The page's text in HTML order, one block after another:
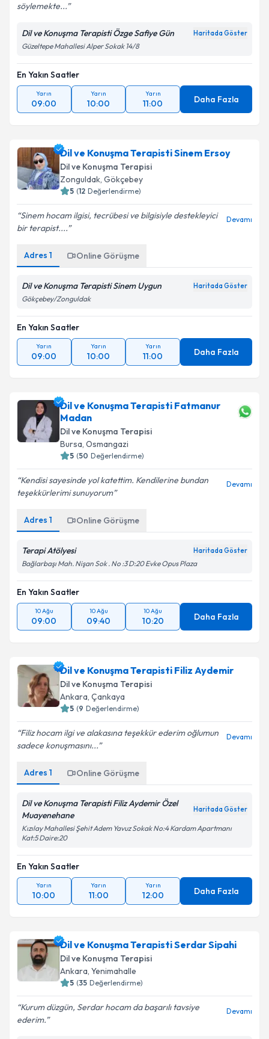
söylemekte...
Dil ve Konuşma Terapisti Özge Safiye Gün Haritada Göster
Güzeltepe Mahallesi Alper Sokak 14/8
En Yakın Saatler
Yarın
09:00
Yarın
10:00
Yarın
11:00 Daha Fazla
Dil ve Konuşma Terapisti Sinem Ersoy
Dil ve Konuşma Terapisi
Zonguldak, Gökçebey
5 (12 Değerlendirme)
Sinem hocam ilgisi, tecrübesi ve bilgisiyle destekleyici
bir terapist....
Devamı
Adres 1 Online Görüşme
Dil ve Konuşma Terapisti Sinem Uygun Haritada Göster
Gökçebey/Zonguldak
En Yakın Saatler
Yarın
09:00
Yarın
10:00
Yarın
11:00 Daha Fazla
Dil ve Konuşma Terapisti Fatmanur
Madan
Dil ve Konuşma Terapisi
Bursa, Osmangazi
5 (50 Değerlendirme)
Kendisi sayesinde yol katettim. Kendilerine bundan
teşekkürlerimi sunuyorum
Devamı
Adres 1 Online Görüşme
Terapi Atölyesi Haritada Göster
Bağlarbaşı Mah. Nişan Sok . No :3 D:20 Evke Opus Plaza
En Yakın Saatler
10 Ağu
09:00
10 Ağu
09:40
10 Ağu
10:20 Daha Fazla
Dil ve Konuşma Terapisti Filiz Aydemir
Dil ve Konuşma Terapisi
Ankara, Çankaya
5 (9 Değerlendirme)
Filiz hocam ilgi ve alakasına teşekkür ederim oğlumun
sadece konuşmasını...
Devamı
Adres 1 Online Görüşme
Dil ve Konuşma Terapisti Filiz Aydemir Özel
Muayenehane
Haritada Göster
Kızılay Mahallesi Şehit Adem Yavuz Sokak No:4 Kardam Apartmanı
Kat:5 Daire:20
En Yakın Saatler
Yarın
10:00
Yarın
11:00
Yarın
12:00 Daha Fazla
Dil ve Konuşma Terapisti Serdar Sipahi
Dil ve Konuşma Terapisi
Ankara, Yenimahalle
5 (35 Değerlendirme)
Kurum düzgün, Serdar hocam da başarılı tavsiye
ederim.
Devamı